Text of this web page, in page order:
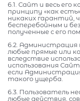
6.1. Сайт и весь
принципу «как
никаких гарантий,
бесперебойным и
полученные с его
6.2.
любые прямые или
вследствие
использования
если
такого ущерба.
6.3. Пользователь
любые действия,